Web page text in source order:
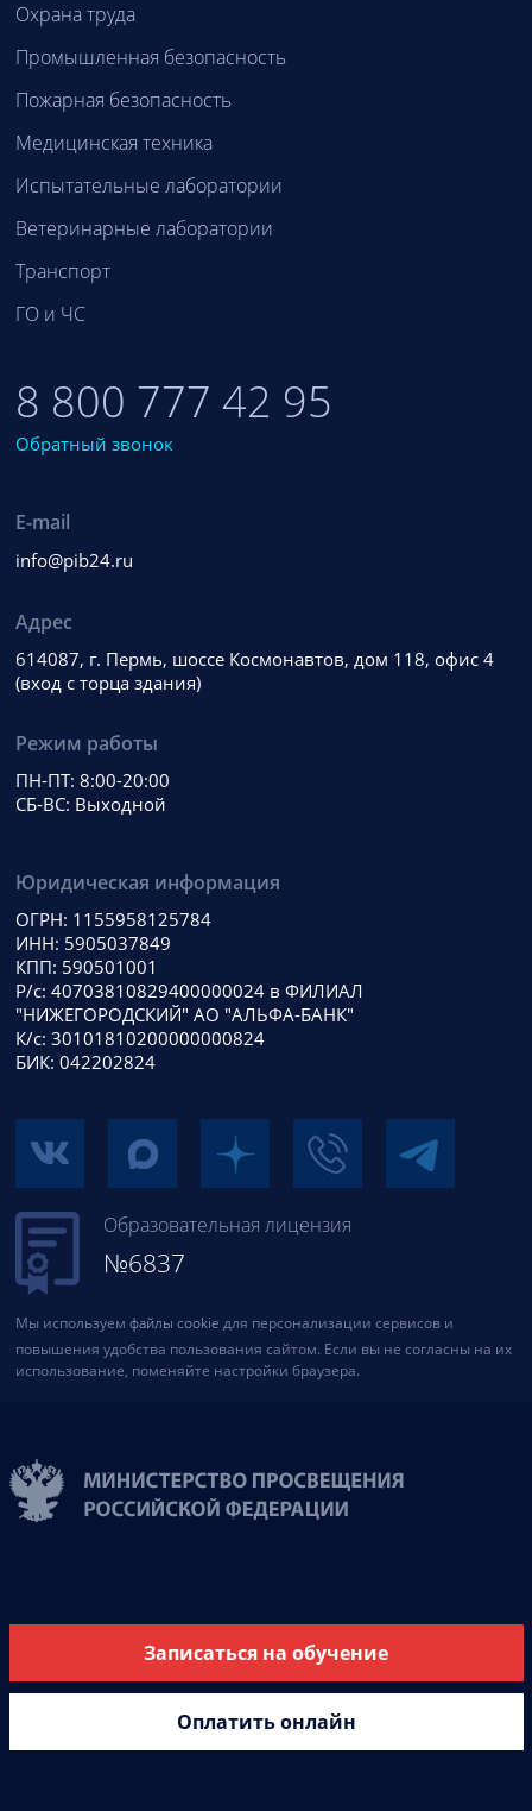
Охрана труда
Промышленная безопасность
Пожарная безопасность
Медицинская техника
Испытательные лаборатории
Ветеринарные лаборатории
Транспорт
ГО и ЧС
8 800 777 42 95
Обратный звонок
E-mail
info@pib24.ru
Адрес
614087, г. Пермь, шоссе Космонавтов, дом 118, офис 4
(вход с торца здания)
Режим работы
ПН-ПТ: 8:00-20:00
СБ-ВС: Выходной
Юридическая информация
ОГРН: 1155958125784
ИНН: 5905037849
КПП: 590501001
Р/с: 40703810829400000024 в ФИЛИАЛ
"НИЖЕГОРОДСКИЙ" АО "АЛЬФА-БАНК"
К/с: 30101810200000000824
БИК: 042202824
Образовательная лицензия
№6837
Мы используем файлы cookie для персонализации сервисов и
повышения удобства пользования сайтом. Если вы не согласны на их
использование, поменяйте настройки браузера.
Записаться на обучение
Оплатить онлайн